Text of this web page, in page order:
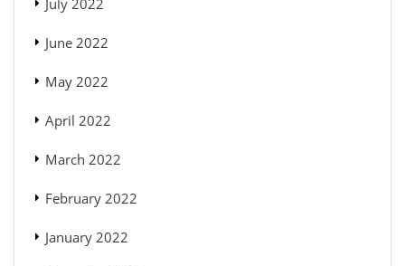
July 2022
June 2022
May 2022
April 2022
March 2022
February 2022
January 2022